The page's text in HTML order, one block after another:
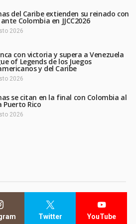
del Caribe extienden su reinado con
Colombia en JJCC2026
2026
con victoria y supera a Venezuela
of Legends de los Juegos
y del Caribe
2026
se citan en la final con Colombia al
Puerto Rico
2026
Twitter YouTube